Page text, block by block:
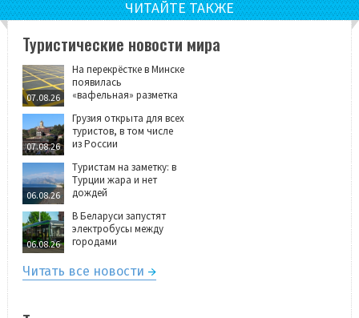
ЧИТАЙТЕ ТАКЖЕ
Туристические новости мира
07.08.26
На перекрёстке в Минске
появилась
«вафельная» разметка
07.08.26
Грузия открыта для всех
туристов, в том числе
из России
06.08.26
Туристам на заметку: в
Турции жара и нет
дождей
06.08.26
В Беларуси запустят
электробусы между
городами
Читать все новости